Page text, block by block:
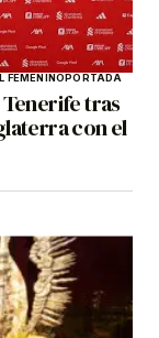
FEMENINO PORTADA
Tenerife tras
con el